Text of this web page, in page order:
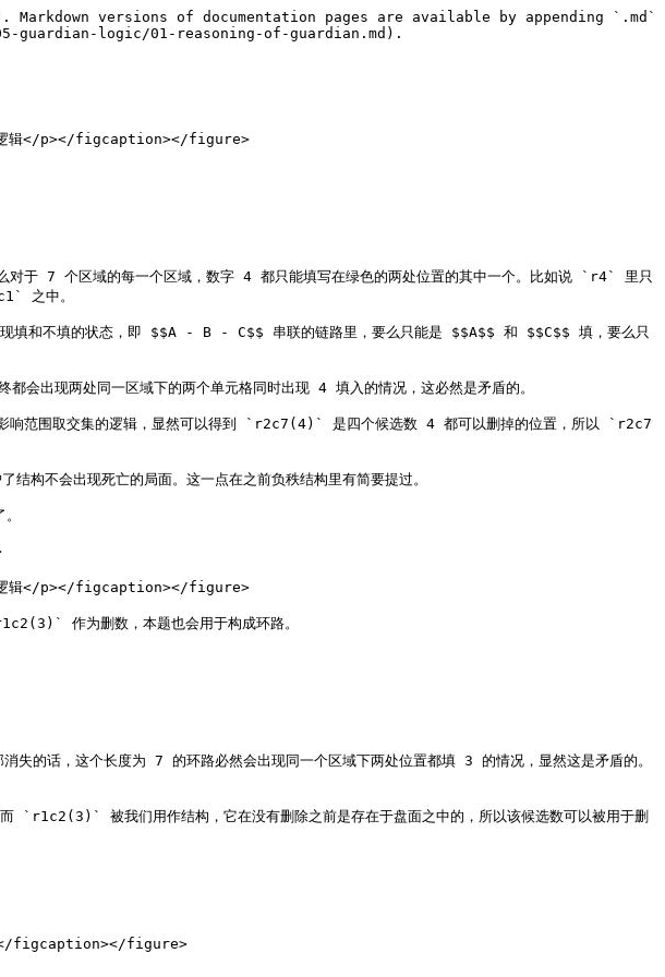
versions of documentation pages are available by appending `.md`
guardian-logic/01-reasoning-of-guardian.md).
辑</p></figcaption></figure>
对于 7 个区域的每一个区域，数字 4 都只能填写在绿色的两处位置的其中一个。比如说 `r4` 里只
之中。
现填和不填的状态，即 $$A - B - C$$ 串联的链路里，要么只能是 $$A$$ 和 $$C$$ 填，要么只
会出现两处同一区域下的两个单元格同时出现 4 填入的情况，这必然是矛盾的。
响范围取交集的逻辑，显然可以得到 `r2c7(4)` 是四个候选数 4 都可以删掉的位置，所以 `r2c7
不会出现死亡的局面。这一点在之前负秩结构里有简要提过。
辑</p></figcaption></figure>
作为删数，本题也会用于构成环路。
，这个长度为 7 的环路必然会出现同一个区域下两处位置都填 3 的情况，显然这是矛盾的。
被我们用作结构，它在没有删除之前是存在于盘面之中的，所以该候选数可以被用于删
figcaption></figure>